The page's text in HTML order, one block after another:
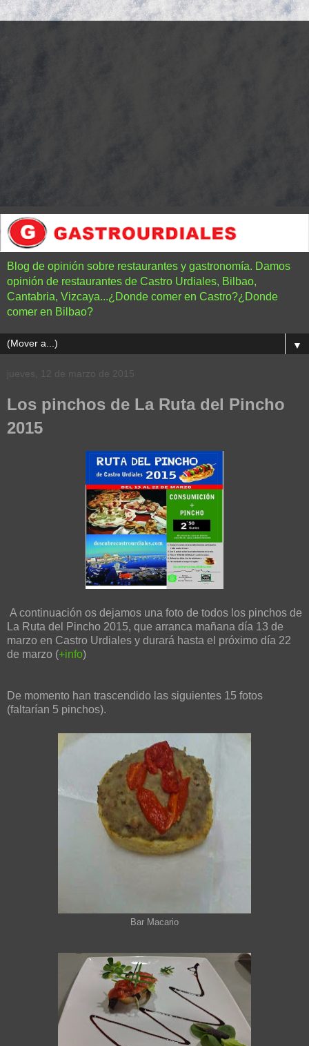
Blog de opinión sobre restaurantes y gastronomía. Damos
opinión de restaurantes de Castro Urdiales, Bilbao,
Cantabria, Vizcaya...¿Donde comer en Castro?¿Donde
comer en Bilbao?
▼
jueves, 12 de marzo de 2015
Los pinchos de La Ruta del Pincho
2015
A continuación os dejamos una foto de todos los pinchos de
La Ruta del Pincho 2015, que arranca mañana día 13 de
marzo en Castro Urdiales y durará hasta el próximo día 22
de marzo (+info)
De momento han trascendido las siguientes 15 fotos
(faltarían 5 pinchos).
Bar Macario